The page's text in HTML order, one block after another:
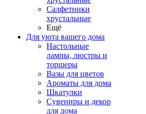
Салфетники
хрустальные
Ещё
Для уюта вашего дома
Настольные
лампы, люстры и
торшеры
Вазы для цветов
Ароматы для дома
Шкатулки
Сувениры и декор
для дома